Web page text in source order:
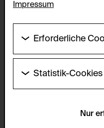
Impressum
Erforderliche
Grundfunktionalität
Diese Cookies können
werden.
Statistik-Cookies
Website laufendNur